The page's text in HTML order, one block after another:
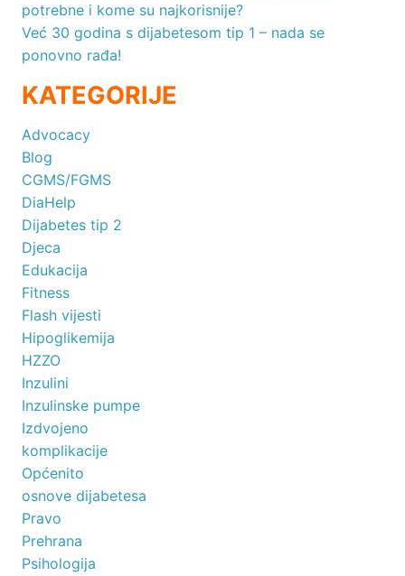
potrebne i kome su najkorisnije?
Već 30 godina s dijabetesom tip 1 – nada se
ponovno rađa!
KATEGORIJE
Advocacy
Blog
CGMS/FGMS
DiaHelp
Dijabetes tip 2
Djeca
Edukacija
Fitness
Flash vijesti
Hipoglikemija
HZZO
Inzulini
Inzulinske pumpe
Izdvojeno
komplikacije
Općenito
osnove dijabetesa
Pravo
Prehrana
Psihologija